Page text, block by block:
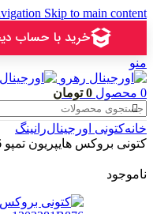
Skip to main content
منو
0 محصول 0 تومان
خانهکتونی اورجینالرانینگ
کتونی بروکس هایپریون تمپو Brooks hyperion tempo 1203281B876
ناموجود